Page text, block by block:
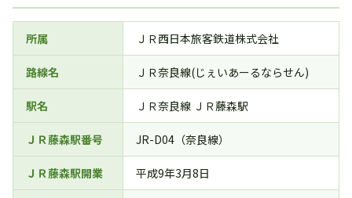
所属 ＪＲ西日本旅客鉄道株式会社
路線名 ＪＲ奈良線(じぇいあーるならせん)
駅名 ＪＲ奈良線 ＪＲ藤森駅
ＪＲ藤森駅番号 JR-D04（奈良線）
ＪＲ藤森駅開業 平成9年3月8日